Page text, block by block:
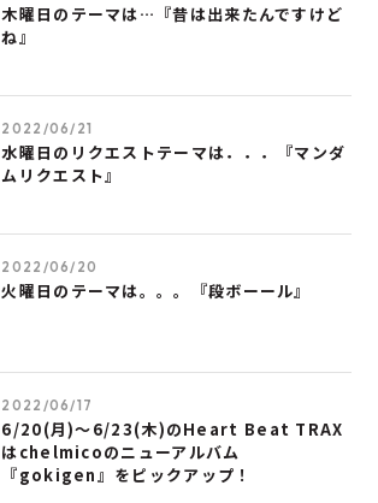
木曜日のテーマは…『昔は出来たんですけど
ね』
2022/06/21
水曜日のリクエストテーマは．．．『マンダ
ムリクエスト』
2022/06/20
火曜日のテーマは。。。『段ボーール』
2022/06/17
6/20(月)～6/23(木)のHeart Beat TRAX
はchelmicoのニューアルバム
『gokigen』をピックアップ！